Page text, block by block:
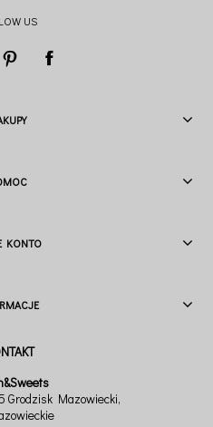
US
KONTO
Grodzisk Mazowiecki,